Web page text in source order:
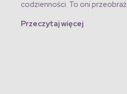
codzienności. To oni
Przeczytaj więcej